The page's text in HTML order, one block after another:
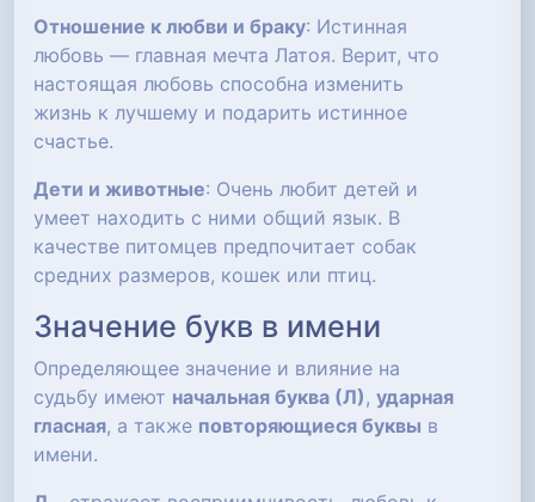
Отношение к любви и браку: Истинная
любовь — главная мечта Латоя. Верит, что
настоящая любовь способна изменить
жизнь к лучшему и подарить истинное
счастье.
Дети и животные: Очень любит детей и
умеет находить с ними общий язык. В
качестве питомцев предпочитает собак
средних размеров, кошек или птиц.
Значение букв в имени
Определяющее значение и влияние на
судьбу имеют начальная буква (Л), ударная
гласная, а также повторяющиеся буквы в
имени.